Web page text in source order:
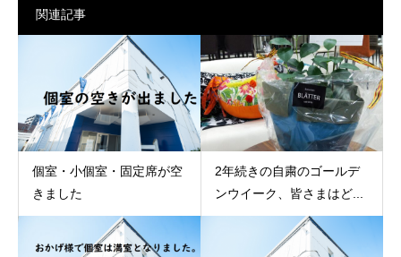
関連記事
個室・小個室・固定席が空
きました
2年続きの自粛のゴールデ
ンウイーク、皆さまはど...